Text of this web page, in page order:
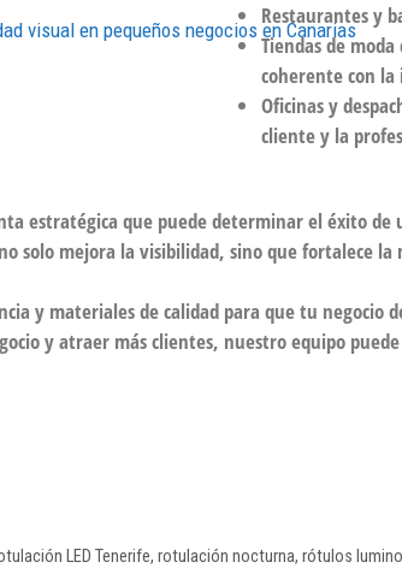
Restaurantes y
Tiendas de
coherente con
Oficinas y
cliente y la
estratégica que puede determinar el éxito
solo mejora la visibilidad, sino que fortalece
y materiales de calidad para que tu negocio
y atraer más clientes, nuestro equipo
LED Tenerife, rotulación nocturna, rótulos